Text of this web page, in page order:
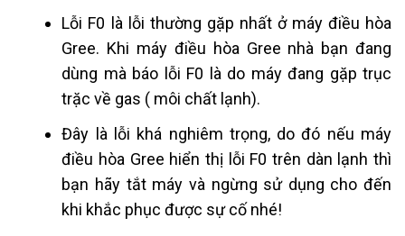
Lỗi F0 là lỗi thường gặp nhất ở máy điều hòa
Gree. Khi máy điều hòa Gree nhà bạn đang
dùng mà báo lỗi F0 là do máy đang gặp trục
trặc về gas ( môi chất lạnh).
Đây là lỗi khá nghiêm trọng, do đó nếu máy
điều hòa Gree hiển thị lỗi F0 trên dàn lạnh thì
bạn hãy tắt máy và ngừng sử dụng cho đến
khi khắc phục được sự cố nhé!